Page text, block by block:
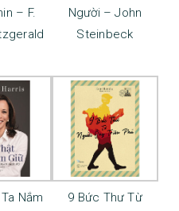
– F.
Người – John
Steinbeck
Nắm
9 Bức Thư Từ